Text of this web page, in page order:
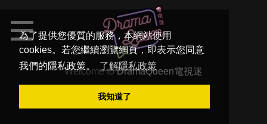
為了提供您優質的服務，本網站使用
cookies。若您繼續瀏覽網頁，即表示您同意
我們的隱私政策。
了解隱私政策
我知道了
Welcome toDramaQueen電視迷